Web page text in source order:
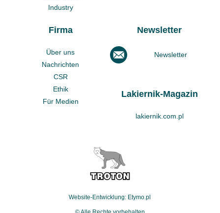
Industry
Firma
Über uns
Nachrichten
CSR
Ethik
Für Medien
Newsletter
Newsletter
Lakiernik-Magazin
lakiernik.com.pl
Website-Entwicklung: Etymo.pl